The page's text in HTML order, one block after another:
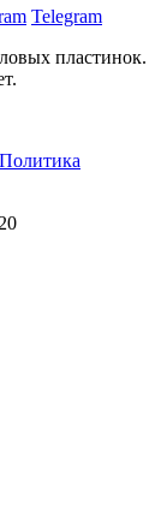
Telegram
пластинок.
Политика